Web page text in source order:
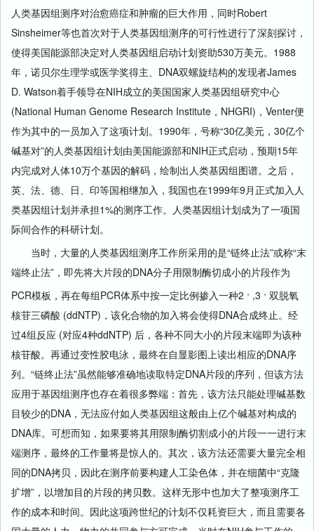
人类基因组测序对治愈癌症和肿瘤的巨大作用，同时Robert
Sinsheimer等也首次对于人类基因组测序的可行性进行了深刻探讨，
使得美国能源部决定对人类基因组启动计划资助530万美元。1988
年，诺贝尔生理学或医学奖得主、DNA双螺旋结构的发现者James
D. Watson着手领导在NIH成立的美国国家人类基因组研究中心
(National Human Genome Research Institute，NHGRI)，Venter便
作为其中的一员加入了这项计划。1990年，号称“30亿美元，30亿个
碱基对”的人类基因组计划由美国能源部和NIH正式启动，预期15年
内完成对人体10万个基因的解码，绘制出人类基因组图谱。之后，
英、法、德、日、印等国相继加入，我国也在1999年9月正式加入人
类基因组计划并承担1%的测序工作。人类基因组计划成为了一项国
际间合作的科研计划。
当时，大量的人类基因组测序工作所采用的是“链终止法”或称“末
端终止法”，即先将大片段的DNA分子用限制酶切成小的片段作为
PCR模板，再在每组PCR体系中按一定比例掺入一种2 ， ,3 ， 双脱氧
核苷三磷酸 (ddNTP)，该化合物的加入将会使得DNA合成终止。经
过4组反应 (对应4种ddNTP) 后，各种不同大小的片段末端即为该种
核苷酸。再通过变性胶电泳，最终在自显影图上读出相应的DNA序
列。“链终止法”虽然能够准确地读取特定DNA片段的序列，但该方法
应用于基因组测序也存在着很多弊端：首先，该方法只能处理碱基数
目较少的DNA，无法应付如人类基因组这般由上亿个碱基对构成的
DNA库。可想而知，如果要将其用限制酶切割成小的片段一一进行末
端测序，最终的工作量将是惊人的。其次，该方法还需要大量完全相
同的DNA拷贝，因此在测序前要构建人工染色体，并在细菌中“克隆
扩增”，以增加目的片段的拷贝数。这样无形中也加大了整项测序工
作的成本和时间。因此这项跨世纪的计划不仅耗资巨大，而且需要各